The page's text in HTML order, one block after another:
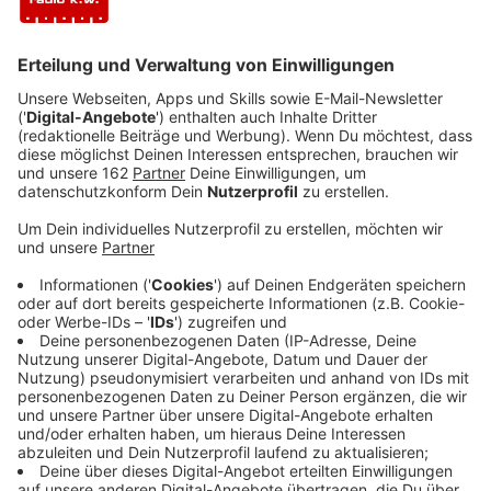
Veröffentlicht:
Anzeige
"Niemand von uns hätte damals gedacht, dass wir
heute, 40 Jahre später, nach unzähligen Irrungen und
Wirrungen, Abenteuern, Hits, Pleiten, Pech und Pannen
immer noch zusammen unterwegs sind, und vor allem
gemeinsam immer noch Spaß an der ganzen Sache
haben", lässt die Band gemeinsam verlauten. Zum
runden Geburtstag beschenkt sich die Band selber -
mit einer umfangreichen Werkschau, die in einer
Vierfach-Vinyl-LP-Box, Doppel-CD und digital
erscheint. Für Campino und Co. sei es "Ehrensache",
den Geburtstag mit neuer Musik zu zelebrieren. Sieben
brandneue Stücke seien aufgenommen worden.
Außerdem wurden "ein paar Nummern überarbeitet